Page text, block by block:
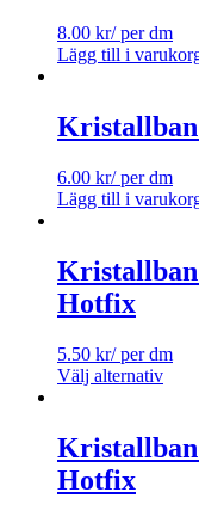
8.00 kr/ per dm
Lägg till i
6.00 kr/ per dm
Lägg till i
Hotfix
5.50 kr/ per dm
Välj alternativ
Hotfix